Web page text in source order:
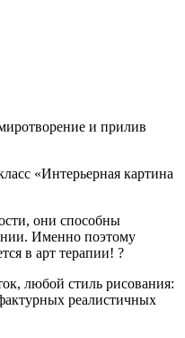
и прилив
«Интерьерная картина
они способны
Именно поэтому
в арт терапии! ?
любой стиль рисования:
реалистичных